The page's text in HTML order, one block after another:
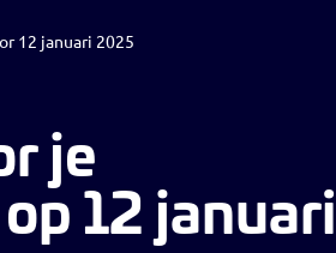
& Detacheren
12 januari 2025
je
12 januari